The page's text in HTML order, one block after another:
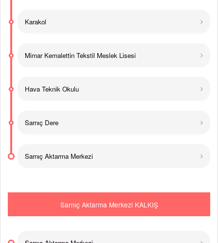
Karakol
Mimar Kemalettin Tekstil Meslek Lisesi
Hava Teknik Okulu
Sarnıç Dere
Sarnıç Aktarma Merkezi
Sarnıç Aktarma Merkezi KALKIŞ